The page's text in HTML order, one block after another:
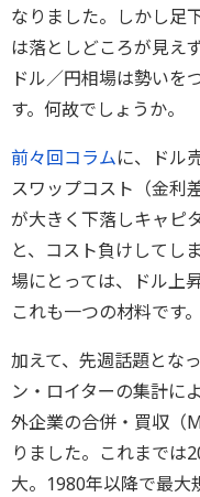
なりました。しかし足
は落としどころが見え
ドル／円相場は勢いを
す。何故でしょうか。
前々回コラムに、ドル
スワップコスト（金利
が大きく下落しキャピ
と、コスト負けしてし
場にとっては、ドル上
これも一つの材料です
加えて、先週話題とな
ン・ロイターの集計に
外企業の合併・買収（
りました。これまでは
大。1980年以降で最大